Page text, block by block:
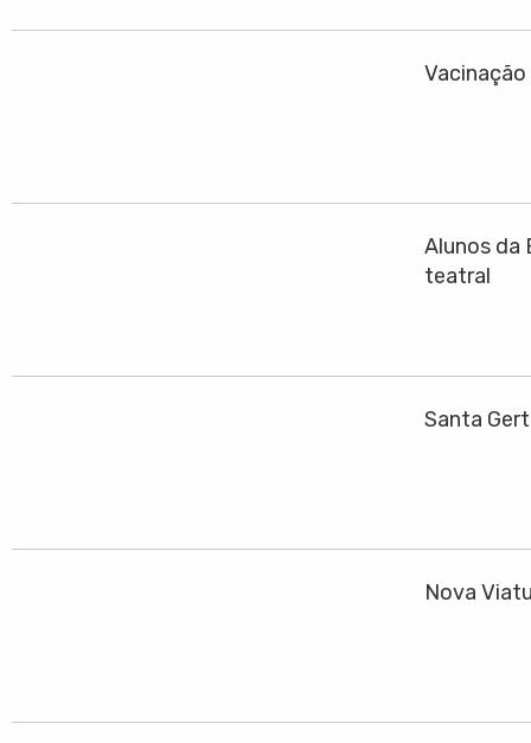
Alunos da
teatral
Santa
Nova